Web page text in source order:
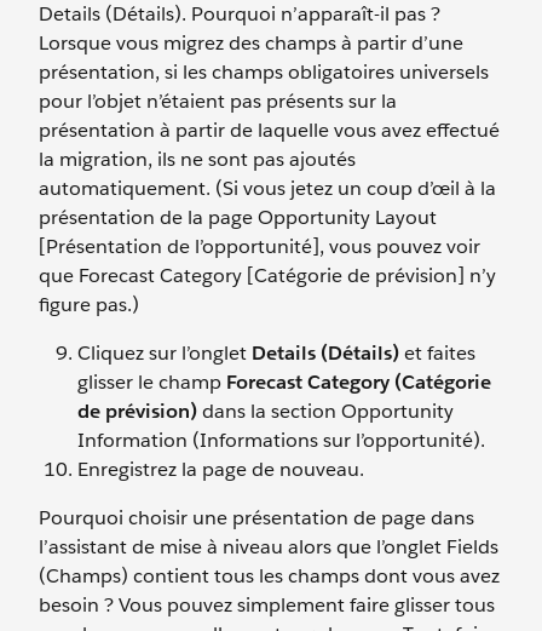
Details (Détails). Pourquoi n’apparaît-il pas ?
Lorsque vous migrez des champs à partir d’une
présentation, si les champs obligatoires universels
pour l’objet n’étaient pas présents sur la
présentation à partir de laquelle vous avez effectué
la migration, ils ne sont pas ajoutés
automatiquement. (Si vous jetez un coup d’œil à la
présentation de la page Opportunity Layout
[Présentation de l’opportunité], vous pouvez voir
que Forecast Category [Catégorie de prévision] n’y
figure pas.)
Cliquez sur l’onglet Details (Détails)et faites
glisser le champ Forecast Category (Catégorie
de prévision)dans la section Opportunity
Information (Informations sur l’opportunité).
Enregistrez la page de nouveau.
Pourquoi choisir une présentation de page dans
l’assistant de mise à niveau alors que l’onglet Fields
(Champs) contient tous les champs dont vous avez
besoin ? Vous pouvez simplement faire glisser tous